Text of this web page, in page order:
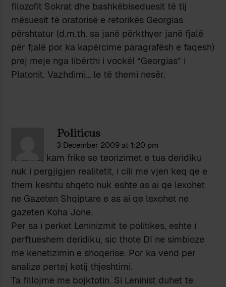
filozofit Sokrat dhe bashkëbiseduesit të tij
mësuesit të oratorisë e retorikës Georgias
përshtatur (d.m.th. sa janë përkthyer janë fjalë
për fjalë por ka kapërcime paragrafësh e faqesh)
prej meje nga libërthi i vockël “Georgias” i
Platonit. Vazhdimi… le të themi nesër.
Politicus
3 December 2009 at 1:20 pm
Xhaxha, kam frike se teorizimet e tua deridiku
nuk i pergjigjen realitetit, i cili me vjen keq qe e
them keshtu shqeto nuk eshte as ai qe lexohet
ne Gazeten Shqiptare e as ai qe lexohet ne
gazeten Koha Jone.
Per sa i perket Leninizmit te politikes, eshte i
perftueshem deridiku, sic thote DI ne simbioze
me kenetizimin e shoqerise. Por ka vend per
analize pertej ketij thjeshtimi.
Ta fillojme me bojktotin. Si Leninist duhet te